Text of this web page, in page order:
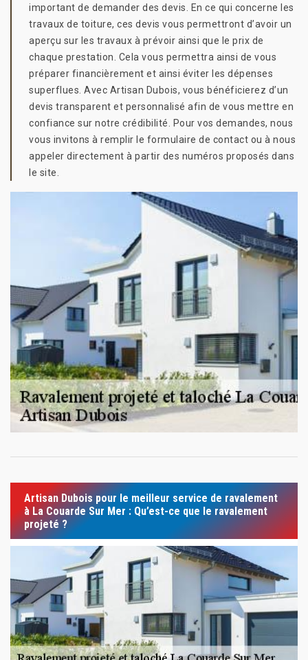
important de demander des devis. En ce qui concerne les
travaux de toiture, ces devis vous permettront d’avoir un
aperçu sur les travaux à prévoir ainsi que le prix de
chaque prestation. Cela vous permettra ainsi de vous
préparer financièrement et ainsi éviter les dépenses
superflues. Avec Artisan Dubois, vous bénéficierez d’un
devis transparent et personnalisé afin de vous mettre en
confiance sur notre crédibilité. Pour vos demandes, nous
vous invitons à remplir le formulaire de contact ou à nous
appeler directement à partir des numéros proposés dans
le site.
Artisan Dubois pour le meilleur service de ravalement
à La Couarde Sur Mer : Qu’est-ce que le ravalement
projeté ?